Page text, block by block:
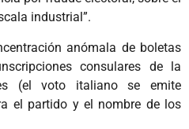
industrial”.
anómala de boletas
consulares de la
(el voto italiano se emite
el partido y el nombre de los